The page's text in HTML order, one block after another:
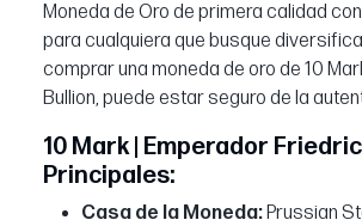
Moneda de Oro de primera calidad
para cualquiera que busque
comprar una moneda de oro de 10
Bullion, puede estar seguro de la
10 Mark | Emperador
Principales:
Casa de la Moneda:Prussian